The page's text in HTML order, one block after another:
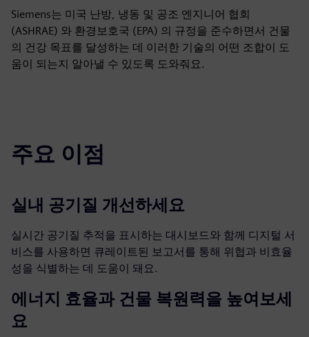
Siemens는 미국 난방, 냉동 및 공조 엔지니어 협회
(ASHRAE) 와 환경보호국 (EPA) 의 규정을 준수하면서 건물
의 건강 목표를 달성하는 데 이러한 기술의 어떤 조합이 도
움이 되는지 알아낼 수 있도록 도와줘요.
주요 이점
실내 공기질 개선하세요
실시간 공기질 추적을 표시하는 대시보드와 함께 디지털 서
비스를 사용하면 큐레이트된 보고서를 통해 위협과 비효율
성을 식별하는 데 도움이 돼요.
에너지 효율과 건물 복원력을 높여보세
요